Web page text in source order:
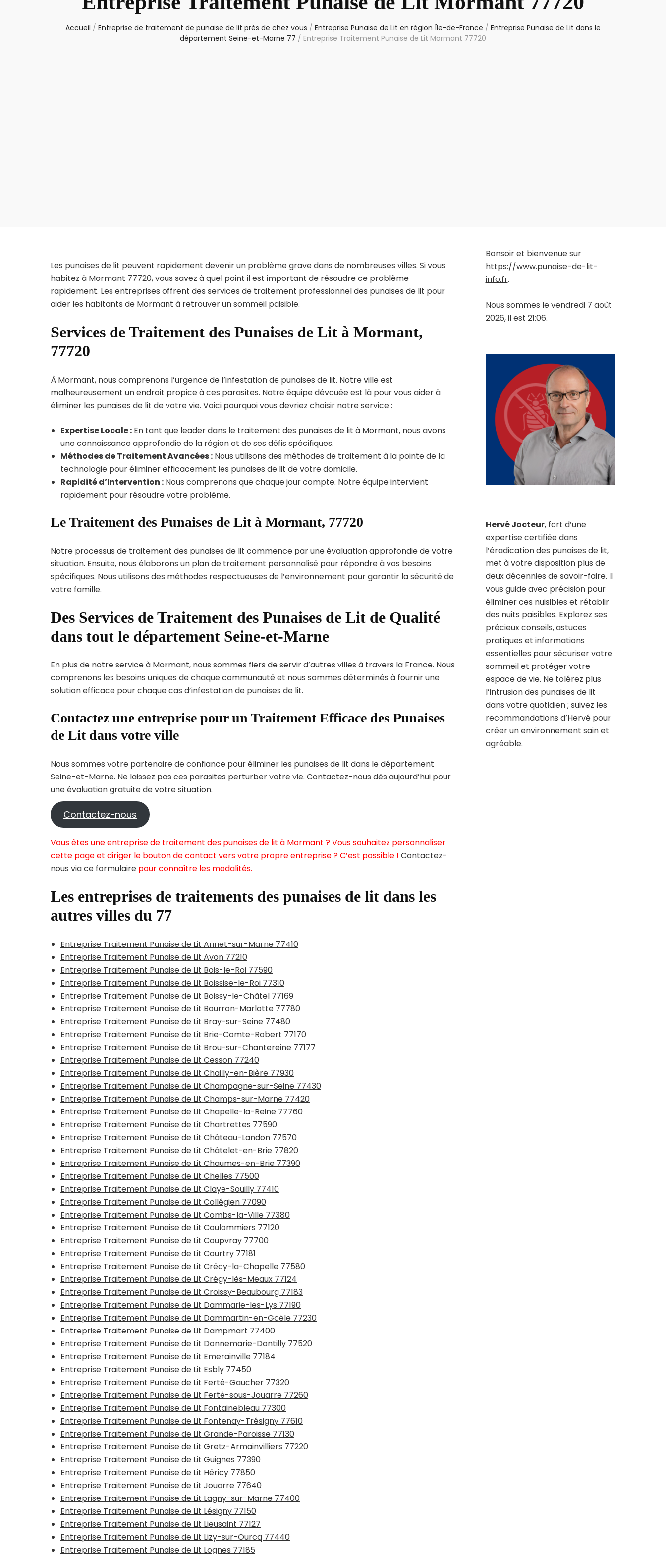
Accueil / Entreprise de traitement de punaise de lit près de chez vous / Entreprise Punaise de Lit en région Île-de-France / Entreprise Punaise de Lit dans le
département Seine-et-Marne 77 / Entreprise Traitement Punaise de Lit Mormant 77720
Les punaises de lit peuvent rapidement devenir un problème grave dans de nombreuses villes. Si vous
habitez à Mormant 77720, vous savez à quel point il est important de résoudre ce problème
rapidement. Les entreprises offrent des services de traitement professionnel des punaises de lit pour
aider les habitants de Mormant à retrouver un sommeil paisible.
Services de Traitement des Punaises de Lit à Mormant,
77720
À Mormant, nous comprenons l’urgence de l’infestation de punaises de lit. Notre ville est
malheureusement un endroit propice à ces parasites. Notre équipe dévouée est là pour vous aider à
éliminer les punaises de lit de votre vie. Voici pourquoi vous devriez choisir notre service :
Expertise Locale : En tant que leader dans le traitement des punaises de lit à Mormant, nous avons
une connaissance approfondie de la région et de ses défis spécifiques.
Méthodes de Traitement Avancées : Nous utilisons des méthodes de traitement à la pointe de la
technologie pour éliminer efficacement les punaises de lit de votre domicile.
Rapidité d’Intervention : Nous comprenons que chaque jour compte. Notre équipe intervient
rapidement pour résoudre votre problème.
Le Traitement des Punaises de Lit à Mormant, 77720
Notre processus de traitement des punaises de lit commence par une évaluation approfondie de votre
situation. Ensuite, nous élaborons un plan de traitement personnalisé pour répondre à vos besoins
spécifiques. Nous utilisons des méthodes respectueuses de l’environnement pour garantir la sécurité de
votre famille.
Des Services de Traitement des Punaises de Lit de Qualité
dans tout le département Seine-et-Marne
En plus de notre service à Mormant, nous sommes fiers de servir d’autres villes à travers la France. Nous
comprenons les besoins uniques de chaque communauté et nous sommes déterminés à fournir une
solution efficace pour chaque cas d’infestation de punaises de lit.
Contactez une entreprise pour un Traitement Efficace des Punaises
de Lit dans votre ville
Nous sommes votre partenaire de confiance pour éliminer les punaises de lit dans le département
Seine-et-Marne. Ne laissez pas ces parasites perturber votre vie. Contactez-nous dès aujourd’hui pour
une évaluation gratuite de votre situation.
Contactez-nous
Vous êtes une entreprise de traitement des punaises de lit à Mormant ? Vous souhaitez personnaliser
cette page et diriger le bouton de contact vers votre propre entreprise ? C’est possible ! Contactez-
nous via ce formulaire pour connaître les modalités.
Les entreprises de traitements des punaises de lit dans les
autres villes du 77
Entreprise Traitement Punaise de Lit Annet-sur-Marne 77410
Entreprise Traitement Punaise de Lit Avon 77210
Entreprise Traitement Punaise de Lit Bois-le-Roi 77590
Entreprise Traitement Punaise de Lit Boissise-le-Roi 77310
Entreprise Traitement Punaise de Lit Boissy-le-Châtel 77169
Entreprise Traitement Punaise de Lit Bourron-Marlotte 77780
Entreprise Traitement Punaise de Lit Bray-sur-Seine 77480
Entreprise Traitement Punaise de Lit Brie-Comte-Robert 77170
Entreprise Traitement Punaise de Lit Brou-sur-Chantereine 77177
Entreprise Traitement Punaise de Lit Cesson 77240
Entreprise Traitement Punaise de Lit Chailly-en-Bière 77930
Entreprise Traitement Punaise de Lit Champagne-sur-Seine 77430
Entreprise Traitement Punaise de Lit Champs-sur-Marne 77420
Entreprise Traitement Punaise de Lit Chapelle-la-Reine 77760
Entreprise Traitement Punaise de Lit Chartrettes 77590
Entreprise Traitement Punaise de Lit Château-Landon 77570
Entreprise Traitement Punaise de Lit Châtelet-en-Brie 77820
Entreprise Traitement Punaise de Lit Chaumes-en-Brie 77390
Entreprise Traitement Punaise de Lit Chelles 77500
Entreprise Traitement Punaise de Lit Claye-Souilly 77410
Entreprise Traitement Punaise de Lit Collégien 77090
Entreprise Traitement Punaise de Lit Combs-la-Ville 77380
Entreprise Traitement Punaise de Lit Coulommiers 77120
Entreprise Traitement Punaise de Lit Coupvray 77700
Entreprise Traitement Punaise de Lit Courtry 77181
Entreprise Traitement Punaise de Lit Crécy-la-Chapelle 77580
Entreprise Traitement Punaise de Lit Crégy-lès-Meaux 77124
Entreprise Traitement Punaise de Lit Croissy-Beaubourg 77183
Entreprise Traitement Punaise de Lit Dammarie-les-Lys 77190
Entreprise Traitement Punaise de Lit Dammartin-en-Goële 77230
Entreprise Traitement Punaise de Lit Dampmart 77400
Entreprise Traitement Punaise de Lit Donnemarie-Dontilly 77520
Entreprise Traitement Punaise de Lit Emerainville 77184
Entreprise Traitement Punaise de Lit Esbly 77450
Entreprise Traitement Punaise de Lit Ferté-Gaucher 77320
Entreprise Traitement Punaise de Lit Ferté-sous-Jouarre 77260
Entreprise Traitement Punaise de Lit Fontainebleau 77300
Entreprise Traitement Punaise de Lit Fontenay-Trésigny 77610
Entreprise Traitement Punaise de Lit Grande-Paroisse 77130
Entreprise Traitement Punaise de Lit Gretz-Armainvilliers 77220
Entreprise Traitement Punaise de Lit Guignes 77390
Entreprise Traitement Punaise de Lit Héricy 77850
Entreprise Traitement Punaise de Lit Jouarre 77640
Entreprise Traitement Punaise de Lit Lagny-sur-Marne 77400
Entreprise Traitement Punaise de Lit Lésigny 77150
Entreprise Traitement Punaise de Lit Lieusaint 77127
Entreprise Traitement Punaise de Lit Lizy-sur-Ourcq 77440
Entreprise Traitement Punaise de Lit Lognes 77185
Bonsoir et bienvenue sur
https://www.punaise-de-lit-
info.fr.
Nous sommes le vendredi 7 août
2026, il est 21:06.
Hervé Jocteur, fort d’une
expertise certifiée dans
l’éradication des punaises de lit,
met à votre disposition plus de
deux décennies de savoir-faire. Il
vous guide avec précision pour
éliminer ces nuisibles et rétablir
des nuits paisibles. Explorez ses
précieux conseils, astuces
pratiques et informations
essentielles pour sécuriser votre
sommeil et protéger votre
espace de vie. Ne tolérez plus
l’intrusion des punaises de lit
dans votre quotidien ; suivez les
recommandations d’Hervé pour
créer un environnement sain et
agréable.